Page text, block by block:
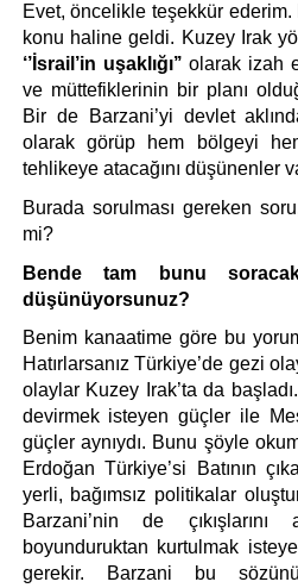
Evet, öncelikle teşekkür
‘’İsrail’in uşaklığı’’ olarak izah
ve müttefiklerinin bir planı
Bir de Barzani’yi devlet
olarak görüp hem bölgeyi
tehlikeye atacağını düşünenler
Burada sorulması gereken
mi?
Bende tam bunu
düşünüyorsunuz?
Benim kanaatime göre bu
Hatırlarsanız Türkiye’de gezi
olaylar Kuzey Irak’ta da
devirmek isteyen güçler ile
güçler aynıydı. Bunu şöyle
Erdoğan Türkiye’si Batının
yerli, bağımsız politikalar
Barzani’nin de
boyunduruktan kurtulmak
gerekir. Barzani bu